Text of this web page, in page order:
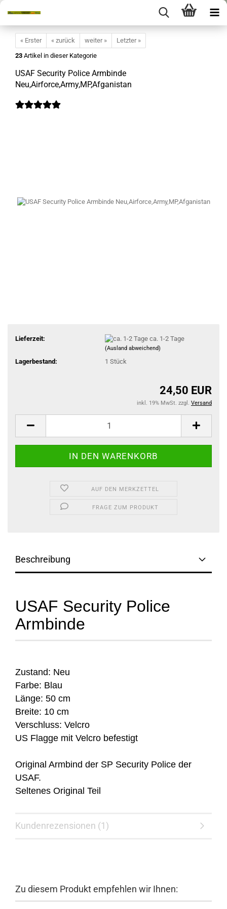
« Erster « zurück weiter »
Letzter »
23 Artikel in dieser Kategorie
USAF Security Police Armbinde
Neu,Airforce,Army,MP,Afganistan
Lieferzeit: ca. 1-2 Tage
(Ausland abweichend)
Lagerbestand: 1 Stück
24,50 EUR
inkl. 19% MwSt. zzgl. Versand
AUF DEN MERKZETTEL
FRAGE ZUM PRODUKT
Beschreibung
USAF Security Police
Armbinde
Zustand: Neu
Farbe: Blau
Länge: 50 cm
Breite: 10 cm
Verschluss: Velcro
US Flagge mit Velcro befestigt
Original Armbind der SP Security Police der
USAF.
Seltenes Original Teil
Kundenrezensionen (1)
Zu diesem Produkt empfehlen wir Ihnen: